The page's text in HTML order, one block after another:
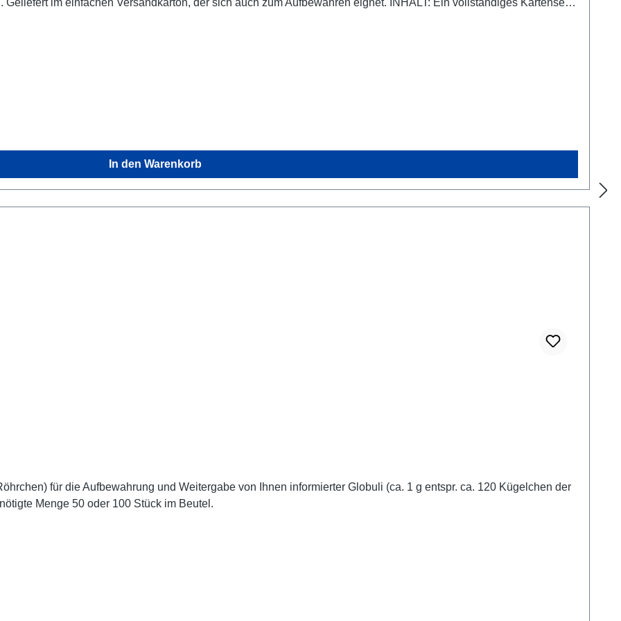
einfachen Versandkarton, der sich auch zum Aufbewahren eignet. INHALT: Ein vollständiges Kartenset -
99,5 g · Davon Zucker: 99,5 g · Eiweiß, Fett, Salz: je 0g *aus kontr. Anbau, Kontrollstelle DE-ÖKO-070
In den Warenkorb
für die Aufbewahrung und Weitergabe von Ihnen informierter Globuli (ca. 1 g entspr. ca. 120 Kügelchen der
Menge 50 oder 100 Stück im Beutel.